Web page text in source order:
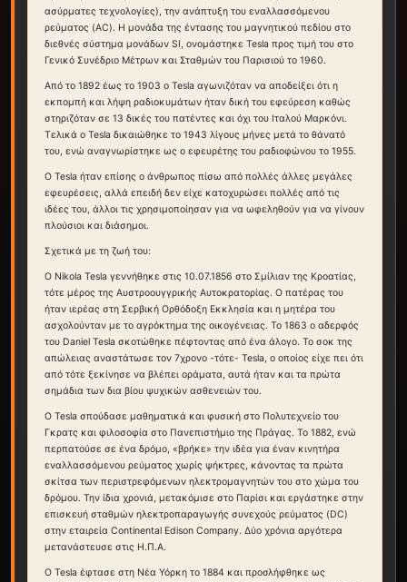
ασύρματες τεχνολογίες), την ανάπτυξη του εναλλασσόμενου
ρεύματος (AC). Η μονάδα της έντασης του μαγνητικού πεδίου στο
διεθνές σύστημα μονάδων SI, ονομάστηκε Tesla προς τιμή του στο
Γενικό Συνέδριο Μέτρων και Σταθμών του Παρισιού το 1960.
Από το 1892 έως το 1903 ο Tesla αγωνιζόταν να αποδείξει ότι η
εκπομπή και λήψη ραδιοκυμάτων ήταν δική του εφεύρεση καθώς
στηριζόταν σε 13 δικές του πατέντες και όχι του Ιταλού Μαρκόνι.
Τελικά ο Tesla δικαιώθηκε το 1943 λίγους μήνες μετά το θάνατό
του, ενώ αναγνωρίστηκε ως ο εφευρέτης του ραδιοφώνου το 1955.
Ο Tesla ήταν επίσης ο άνθρωπος πίσω από πολλές άλλες μεγάλες
εφευρέσεις, αλλά επειδή δεν είχε κατοχυρώσει πολλές από τις
ιδέες του, άλλοι τις χρησιμοποίησαν για να ωφεληθούν για να γίνουν
πλούσιοι και διάσημοι.
Σχετικά με τη ζωή του:
Ο Nikola Tesla γεννήθηκε στις 10.07.1856 στο Σμίλιαν της Κροατίας,
τότε μέρος της Αυστροουγγρικής Αυτοκρατορίας. Ο πατέρας του
ήταν ιερέας στη Σερβική Ορθόδοξη Εκκλησία και η μητέρα του
ασχολούνταν με το αγρόκτημα της οικογένειας. Το 1863 ο αδερφός
του Daniel Tesla σκοτώθηκε πέφτοντας από ένα άλογο. Το σοκ της
απώλειας αναστάτωσε τον 7χρονο -τότε- Tesla, ο οποίος είχε πει ότι
από τότε ξεκίνησε να βλέπει οράματα, αυτά ήταν και τα πρώτα
σημάδια των δια βίου ψυχικών ασθενειών του.
Ο Tesla σπούδασε μαθηματικά και φυσική στο Πολυτεχνείο του
Γκρατς και φιλοσοφία στο Πανεπιστήμιο της Πράγας. Το 1882, ενώ
περπατούσε σε ένα δρόμο, «βρήκε» την ιδέα για έναν κινητήρα
εναλλασσόμενου ρεύματος χωρίς ψήκτρες, κάνοντας τα πρώτα
σκίτσα των περιστρεφόμενων ηλεκτρομαγνητών του στο χώμα του
δρόμου. Την ίδια χρονιά, μετακόμισε στο Παρίσι και εργάστηκε στην
επισκευή σταθμών ηλεκτροπαραγωγής συνεχούς ρεύματος (DC)
στην εταιρεία Continental Edison Company. Δύο χρόνια αργότερα
μετανάστευσε στις Η.Π.Α.
Ο Tesla έφτασε στη Νέα Υόρκη το 1884 και προσλήφθηκε ως